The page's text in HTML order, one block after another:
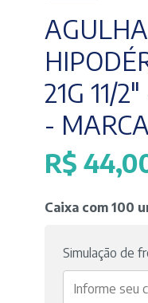
AGULHA
21G 11/
-
R$
Caixa com 100
Simulação de